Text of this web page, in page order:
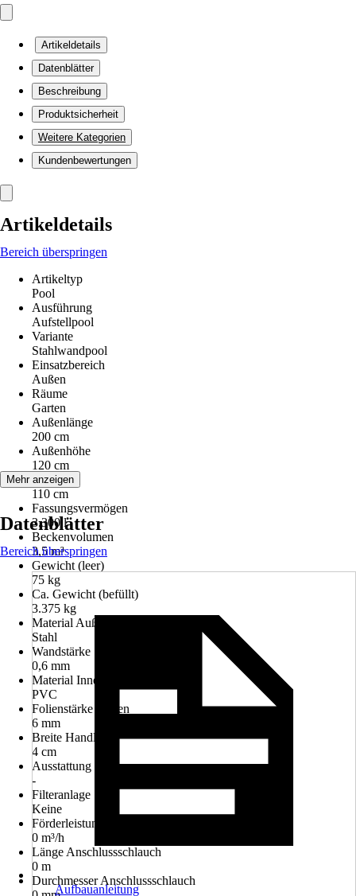
Artikeldetails
Datenblätter
Beschreibung
Produktsicherheit
Weitere Kategorien
Kundenbewertungen
Artikeldetails
Bereich überspringen
Artikeltyp
Pool
Ausführung
Aufstellpool
Variante
Stahlwandpool
Einsatzbereich
Außen
Räume
Garten
Außenlänge
200 cm
Außenhöhe
120 cm
Füllhöhe
110 cm
Fassungsvermögen
3.300 l
Beckenvolumen
3,5 m³
Gewicht (leer)
75 kg
Ca. Gewicht (befüllt)
3.375 kg
Material Außenverkleidung
Stahl
Wandstärke
0,6 mm
Material Innenauskleidung
PVC
Folienstärke Boden
6 mm
Breite Handlauf
4 cm
Ausstattung
-
Filteranlage
Keine
Förderleistung
0 m³/h
Länge Anschlussschlauch
0 m
Durchmesser Anschlussschlauch
Mehr anzeigen
Datenblätter
Bereich überspringen
Aufbauanleitung